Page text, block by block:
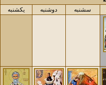
یکشنبه دوشنبه سشنبه